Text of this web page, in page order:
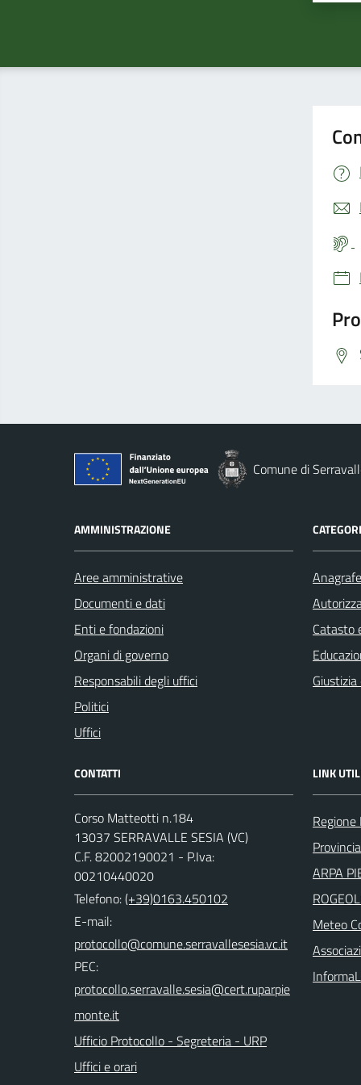
Comune di
AMMINISTRAZIONE
Aree amministrative
Documenti e dati
Enti e fondazioni
Organi di governo
Responsabili degli uffici
Politici
Uffici
Catasto
CONTATTI
Corso Matteotti n.184
13037 SERRAVALLE SESIA (VC)
C.F. 82002190021 - P.Iva:
00210440020
Telefono:(+39)0163.450102
E-mail:
PEC:
Ufficio Protocollo - Segreteria - URP
Uffici e orari
LINK
ARPA
Meteo